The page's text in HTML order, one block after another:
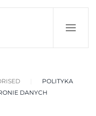
POLITYKA
DANYCH